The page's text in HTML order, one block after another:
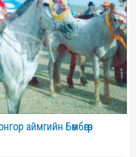
аймгийн Бөмбөгөр